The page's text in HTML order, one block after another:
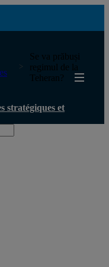
et diplomatiques
Se va prăbuși
regimul de la
Teheran?
stratégiques et